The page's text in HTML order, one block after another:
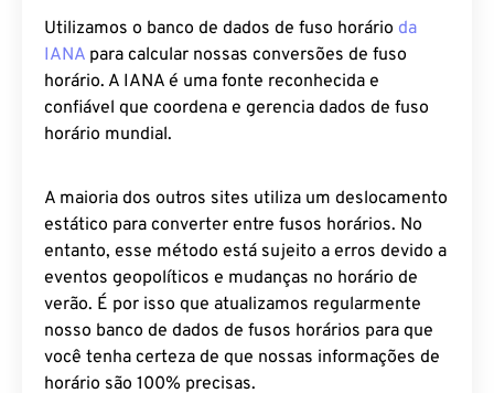
horário. A IANA é uma fonte reconhecida e
confiável que coordena e gerencia dados de fuso
horário mundial.
A maioria dos outros sites utiliza um deslocamento
entanto, esse método está sujeito a erros devido a
eventos geopolíticos e mudanças no horário de
verão. É por isso que atualizamos regularmente
nosso banco de dados de fusos horários para que
você tenha certeza de que nossas informações de
horário são 100% precisas.